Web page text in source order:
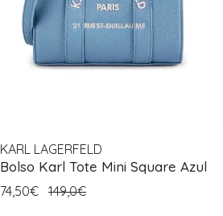
KARL LAGERFELD
Bolso Karl Tote Mini Square Azul
74,50€ 149,0€